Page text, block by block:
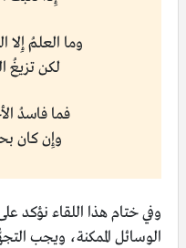
وما العلمُ
لكن تزيغُ
فما فاسدُ
وإِن كان
وفي ختام هذا اللقاء نؤكد
الوسائل الممكنة، ويجب